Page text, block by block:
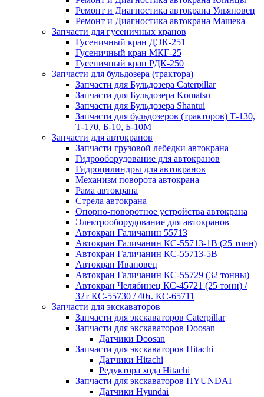
Ремонт и Диагностика автокрана Ульяновец
Ремонт и Диагностика автокрана Машека
Запчасти для гусеничных кранов
Гусеничный кран ДЭК-251
Гусеничный кран МКГ-25
Гусеничный кран РДК-250
Запчасти для бульдозера (трактора)
Запчасти для Бульдозера Caterpillar
Запчасти для Бульдозера Komatsu
Запчасти для Бульдозера Shantui
Запчасти для бульдозеров (тракторов) Т-130,
Т-170, Б-10, Б-10М
Запчасти для автокранов
Запчасти грузовой лебедки автокрана
Гидрооборудование для автокранов
Гидроцилиндры для автокранов
Механизм поворота автокрана
Рама автокрана
Стрела автокрана
Опорно-поворотное устройства автокрана
Электрооборудование для автокранов
Автокран Галичанин 55713
Автокран Галичанин КС-55713-1В (25 тонн)
Автокран Галичанин КС-55713-5В
Автокран Ивановец
Автокран Галичанин КС-55729 (32 тонны)
Автокран Челябинец КС-45721 (25 тонн) /
32т КС-55730 / 40т. КС-65711
Запчасти для экскаваторов
Запчасти для экскаваторов Caterpillar
Запчасти для экскаваторов Doosan
Датчики Doosan
Запчасти для экскаваторов Hitachi
Датчики Hitachi
Редуктора хода Hitachi
Запчасти для экскаваторов HYUNDAI
Датчики Hyundai